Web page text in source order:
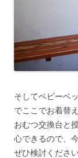
そしてベビーベ
でここでお着替
おむつ交換台と
心できるので、
ぜひ検討ください